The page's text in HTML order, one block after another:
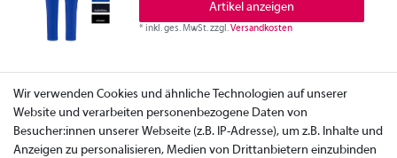
Artikel anzeigen
*inkl. ges. MwSt.zzgl.Versandkosten
Wir verwenden Cookies und ähnliche Technologien auf unserer
Website und verarbeiten personenbezogene Daten von
Besucher:innen unserer Webseite (z.B. IP-Adresse), um z.B. Inhalte und
Anzeigen zu personalisieren, Medien von Drittanbietern einzubinden